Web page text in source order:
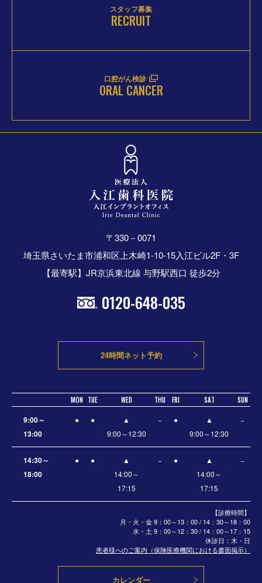
スタッフ募集
RECRUIT
口腔がん検診
ORAL CANCER
〒330－0071
埼玉県さいたま市浦和区上木崎1-10-15入江ビル2F・3F
【最寄駅】JR京浜東北線 与野駅西口 徒歩2分
0120-648-035
24時間ネット予約
MON TUE WED THU FRI SAT SUN
【診療時間】
月・火・金 9：00～13：00 / 14：30～18：00
水・土 9：00～12：30 / 14：00～17：15
休診日：木・日
患者様へのご案内（保険医療機関における書面掲示）
9:00～
13:00
● ●
▲
9:00～12:30
− ●
▲
9:00～12:30
−
14:30～
18:00
● ●
▲
14:00～
17:15
− ●
▲
14:00～
17:15
−
カレンダー